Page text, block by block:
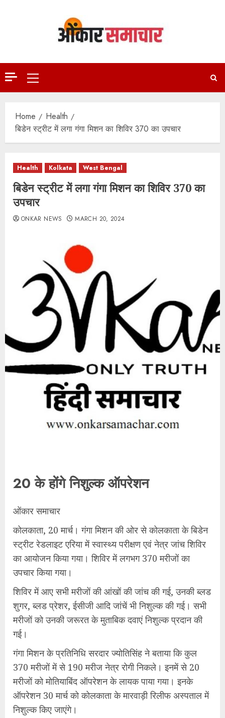
Primary
Menu
Home
Health
बिडेन स्‍ट्रीट में लगा गंगा मिशन का शिविर 370 का उपचार
Health Kolkata West Bengal
बिडेन स्‍ट्रीट में लगा गंगा मिशन का शिविर 370 का
उपचार
ONKAR NEWS MARCH 20, 2024
20 के होंगे निशुल्‍क ऑपरेशन
ओंकार समाचार
कोलकाता, 20 मार्च। गंगा मिशन की ओर से कोलकाता के बिडेन
स्‍ट्रीट रेडलाइट एरिया में स्‍वास्‍थ्‍य परीक्षण एवं नेत्र जांच शिविर
का आयोजन किया गया। शिविर में लगभग 370 मरीजों का
उपचार किया गया।
शिविर में आए सभी मरीजों की आंखों की जांच की गई, उनकी ब्‍लड
शुगर, ब्‍लड प्रेशर, ईसीजी आदि जांचें भी निशुल्‍क की गई। सभी
मरीजों को उनकी जरूरत के मुताबिक दवाएं निशुल्‍क प्रदान की
गई।
गंगा मिशन के प्रतिनिधि सरदार ज्‍योतिसिंह ने बताया कि कुल
370 मरीजों में से 190 मरीज नेत्र रोगी निकले। इनमें से 20
मरीजों को मोतियाबिंद ऑपरेशन के लायक पाया गया। इनके
ऑपरेशन 30 मार्च को कोलकाता के मारवाड़ी रिलीफ अस्‍पताल में
निशुल्‍क किए जाएंगे।